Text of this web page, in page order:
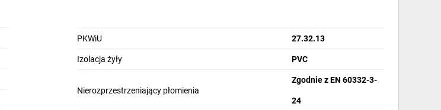
PKWiU 27.32.13
Izolacja żyły PVC
Nierozprzestrzeniający płomienia
Zgodnie z EN 60332-3-
24